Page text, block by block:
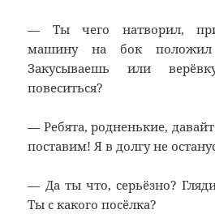
— Ты чего натворил,
машину на бок
Закусываешь или
повеситься?
— Ребята, родненькие,
поставим! Я в долгу не
— Да ты что, серьёзно?
Ты с какого посёлка?